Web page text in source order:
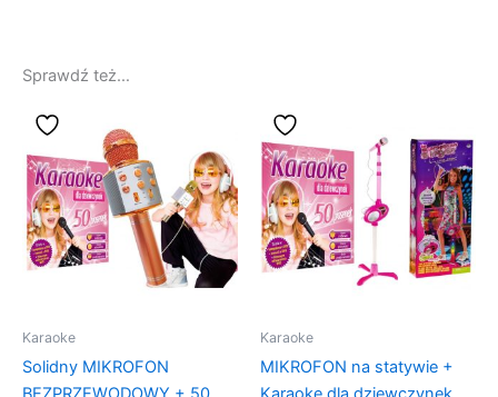
Sprawdź też…
Karaoke
Solidny MIKROFON
Karaoke
MIKROFON na statywie +